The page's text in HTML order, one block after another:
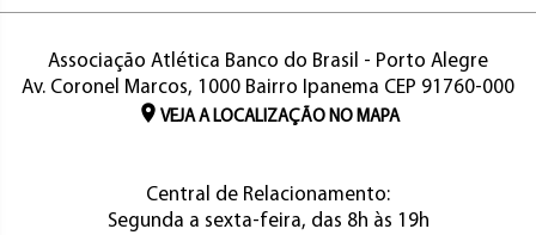
Associação Atlética Banco do Brasil - Porto Alegre
Av. Coronel Marcos, 1000 Bairro Ipanema CEP 91760-000
VEJA A LOCALIZAÇÃO NO MAPA
Central de Relacionamento:
Segunda a sexta-feira, das 8h às 19h